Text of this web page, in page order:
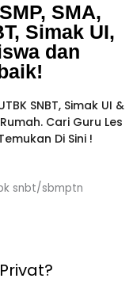
SMA,
Simak UI,
dan
SNBT, Simak UI &
Cari Guru Les
Di Sini !